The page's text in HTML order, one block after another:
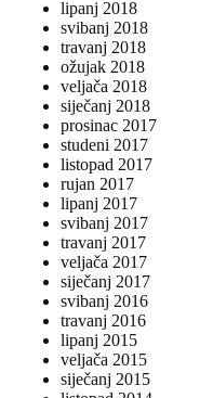
lipanj 2018
svibanj 2018
travanj 2018
ožujak 2018
veljača 2018
siječanj 2018
prosinac 2017
studeni 2017
listopad 2017
rujan 2017
lipanj 2017
svibanj 2017
travanj 2017
veljača 2017
siječanj 2017
svibanj 2016
travanj 2016
lipanj 2015
veljača 2015
siječanj 2015